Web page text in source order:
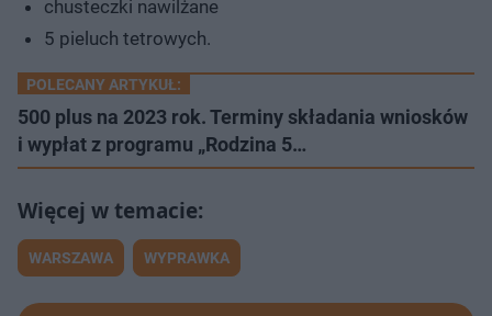
chusteczki nawilżane
5 pieluch tetrowych.
POLECANY ARTYKUŁ:
500 plus na 2023 rok. Terminy składania wniosków
i wypłat z programu „Rodzina 5…
WARSZAWA WYPRAWKA